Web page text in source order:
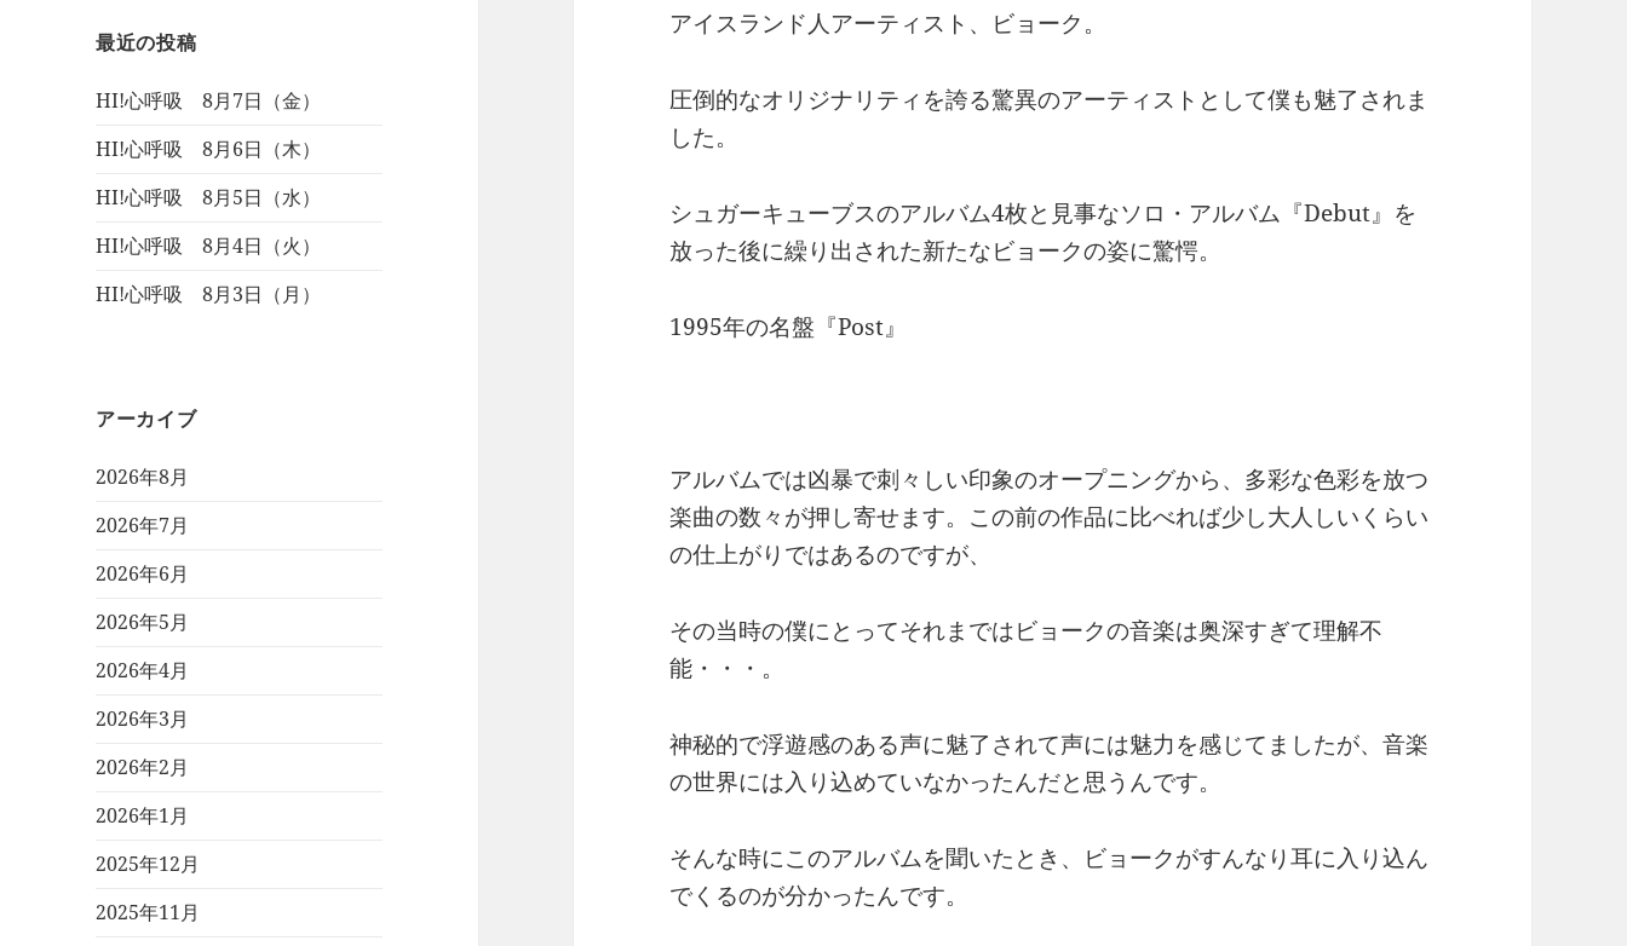
最近の投稿
HI!心呼吸 8月7日（金）
HI!心呼吸 8月6日（木）
HI!心呼吸 8月5日（水）
HI!心呼吸 8月4日（火）
HI!心呼吸 8月3日（月）
アーカイブ
2026年8月
2026年7月
2026年6月
2026年5月
2026年4月
2026年3月
2026年2月
2026年1月
2025年12月
2025年11月
アイスランド人アーティスト、ビョーク。
圧倒的なオリジナリティを誇る驚異のアーティストとして僕も魅了されま
した。
シュガーキューブスのアルバム4枚と見事なソロ・アルバム『Debut』を
放った後に繰り出された新たなビョークの姿に驚愕。
1995年の名盤『Post』
アルバムでは凶暴で刺々しい印象のオープニングから、多彩な色彩を放つ
楽曲の数々が押し寄せます。この前の作品に比べれば少し大人しいくらい
の仕上がりではあるのですが、
その当時の僕にとってそれまではビョークの音楽は奥深すぎて理解不
能・・・。
神秘的で浮遊感のある声に魅了されて声には魅力を感じてましたが、音楽
の世界には入り込めていなかったんだと思うんです。
そんな時にこのアルバムを聞いたとき、ビョークがすんなり耳に入り込ん
でくるのが分かったんです。